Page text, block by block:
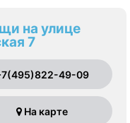
на улице
7
49-09
На карте